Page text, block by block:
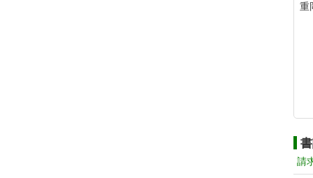
重
請